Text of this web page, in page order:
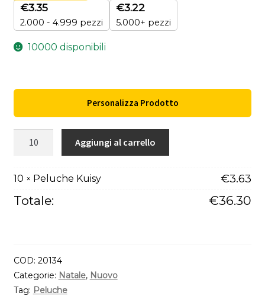
€3.35
2.000 - 4.999 pezzi
€3.22
5.000+ pezzi
10000 disponibili
Personalizza Prodotto
Aggiungi al carrello
10 × Peluche Kuisy €3.63
Totale: €36.30
COD: 20134
Categorie: Natale, Nuovo
Tag: Peluche